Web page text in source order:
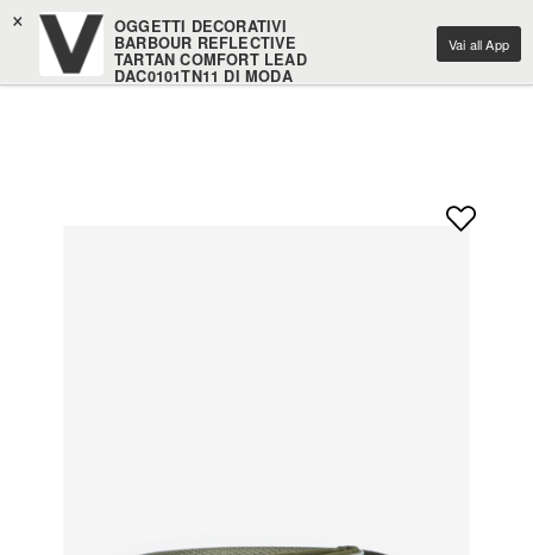
× OGGETTI DECORATIVI
BARBOUR REFLECTIVE
TARTAN COMFORT LEAD
DAC0101TN11 DI MODA
Vai all App